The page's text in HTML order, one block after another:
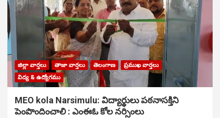
జిల్లా వార్తలు తాజా వార్తలు తెలంగాణ
ప్రముఖ వార్తలు
విద్య & ఉద్యోగము
MEO kola Narsimulu: విద్యార్థులు పఠ‌నాసక్తిని
పెంపొందించాలి : ఎంఈఓ కోల నర్సింలు